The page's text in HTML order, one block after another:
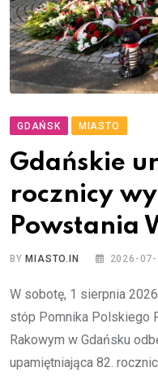
GDAŃSK MIASTO
Gdańskie
rocznicy
Powstania
BYMIASTO.IN 2026-07-
W sobotę, 1 sierpnia
stóp Pomnika Polskiego
Rakowym w Gdańsku
upamiętniająca 82.